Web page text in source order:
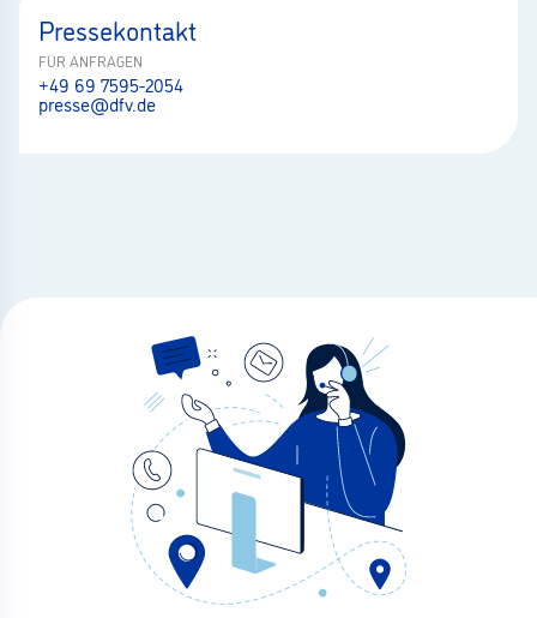
Pressekontakt
FÜR ANFRAGEN
+49 69 7595-2054
presse@dfv.de